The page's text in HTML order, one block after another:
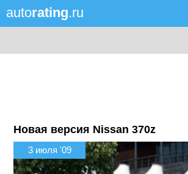
autorating.ru
Новая версия Nissan 370z
3 июля '09